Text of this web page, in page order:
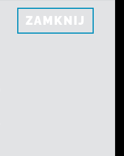
ZAMKNIJ